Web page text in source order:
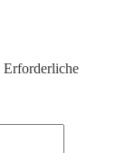
Erforderliche